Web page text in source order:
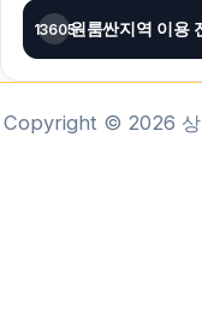
13605
Copyright © 2026 상